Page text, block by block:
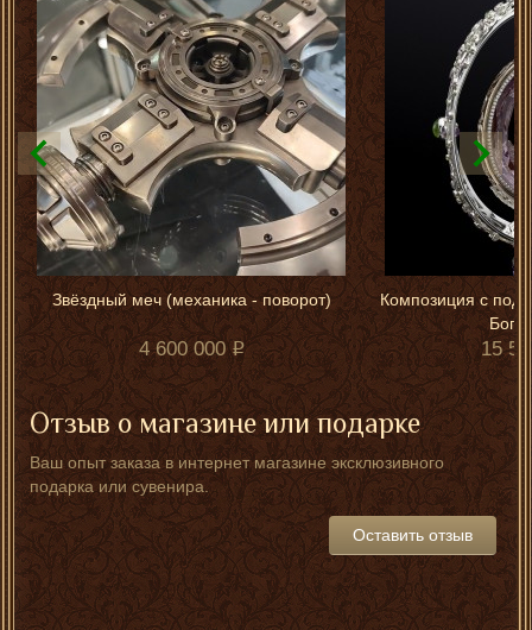
Звёздный меч (механика - поворот)
4 600 000
Композиция с
15
Отзыв о магазине или подарке
Ваш опыт заказа в интернет магазине эксклюзивного
подарка или сувенира.
Оставить отзыв